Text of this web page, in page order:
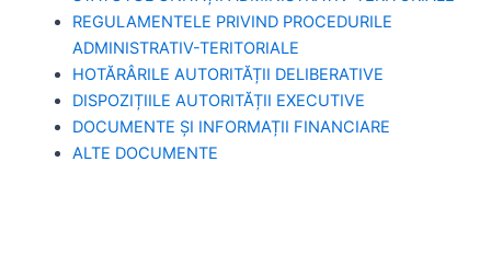
REGULAMENTELE PRIVIND PROCEDURILE
ADMINISTRATIV-TERITORIALE
HOTĂRÂRILE AUTORITĂȚII DELIBERATIVE
DISPOZIȚIILE AUTORITĂȚII EXECUTIVE
DOCUMENTE ȘI INFORMAȚII FINANCIARE
ALTE DOCUMENTE